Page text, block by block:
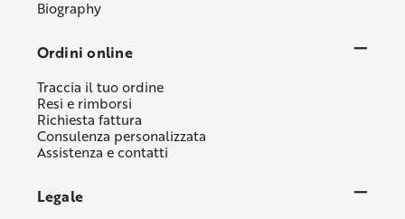
Biography
Ordini online
Traccia il tuo ordine
Resi e rimborsi
Richiesta fattura
Consulenza personalizzata
Assistenza e contatti
Legale